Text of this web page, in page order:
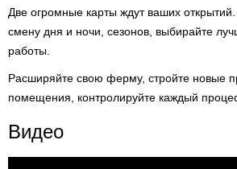
Две огромные карты ждут ваших
смену дня и ночи, сезонов, выбирайте
работы.
Расширяйте свою ферму, стройте новые
помещения, контролируйте каждый
Видео